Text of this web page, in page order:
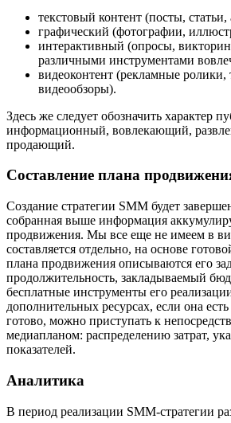
текстовый контент (посты,
графический (фотографии,
интерактивный (опросы,
различными инструментами
видеоконтент (рекламные ролики,
видеообзоры).
Здесь же следует обозначить характер
информационный, вовлекающий,
продающий.
Составление плана
Создание стратегии SMM будет
собранная выше информация
продвижения. Мы все еще не имеем в
составляется отдельно, на основе
плана продвижения описываются его
продолжительность, закладываемый
бесплатные инструменты его
дополнительных ресурсах, если она
готово, можно приступать к
медиапланом: распределению затрат,
показателей.
Аналитика
В период реализации SMM-стратегии